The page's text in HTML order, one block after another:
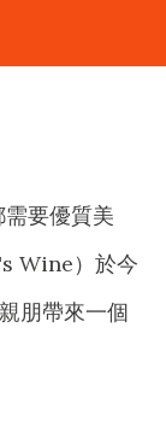
要優質美
Wine）於今
朋帶來一個